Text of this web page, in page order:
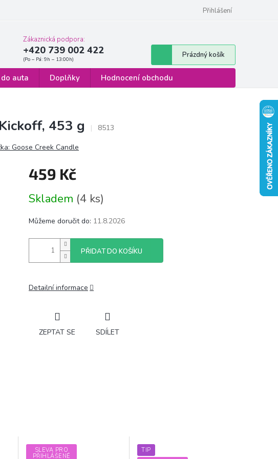
Formulář pro odstoupení od smlouvy
Přihlášení
Zákaznická podpora:
+420 739 002 422
Nákupní
košík
Prázdný košík
auta Doplňky Hodnocení obchodu
453 g 8513
Goose Creek Candle
459 Kč
cena:
Skladem (4 ks)
Můžeme doručit do: 11.8.2026
PŘIDAT DO KOŠÍKU
Detailní informace
ZEPTAT SE SDÍLET
SLEVA PRO
PŘIHLÁŠENÉ
TIP